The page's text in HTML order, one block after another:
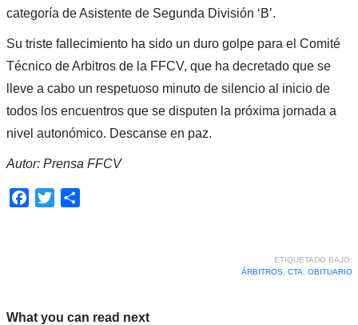
categoría de Asistente de Segunda División ‘B’.
Su triste fallecimiento ha sido un duro golpe para el Comité
Técnico de Arbitros de la FFCV, que ha decretado que se
lleve a cabo un respetuoso minuto de silencio al inicio de
todos los encuentros que se disputen la próxima jornada a
nivel autonómico. Descanse en paz.
Autor: Prensa FFCV
Facebook
Twitter
ETIQUETADO BAJO:
ÁRBITROS, CTA OBITUARIO
What you can read next